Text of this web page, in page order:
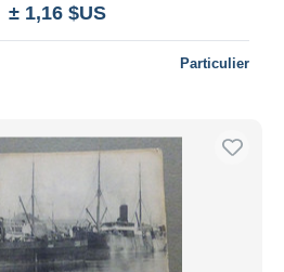
± 1,16 $US
Particulier